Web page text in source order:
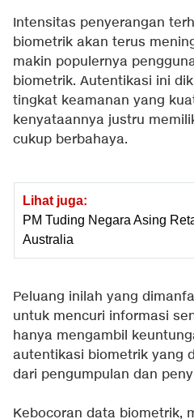
Intensitas penyerangan
biometrik akan terus
makin populernya
biometrik. Autentikasi ini
tingkat keamanan yang
kenyataannya justru
cukup berbahaya.
Lihat juga:
PM Tuding Negara Asing
Australia
Peluang inilah yang
untuk mencuri informasi
hanya mengambil
autentikasi biometrik yang
dari pengumpulan dan
Kebocoran data biometrik,